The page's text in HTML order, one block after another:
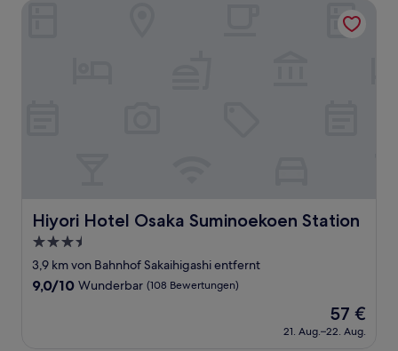
Hiyori Hotel Osaka Suminoekoen Station
Hiyori Hotel Osaka Suminoekoen Station
3.5-
Sterne-
Unterkunft
3,9 km von Bahnhof Sakaihigashi entfernt
9.0
9,0/10 Wunderbar (108 Bewertungen)
Der
Preis
beträgt
57 €
21. Aug.–22. Aug.